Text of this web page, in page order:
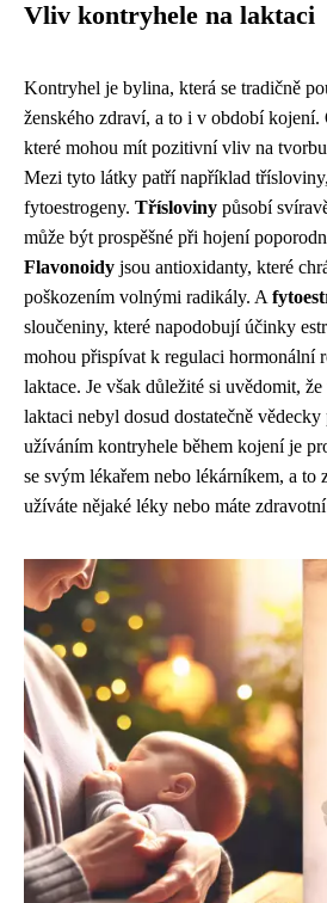
Vliv kontryhele na laktaci
Kontryhel je bylina, která se tradičně
ženského zdraví, a to i v období kojení.
které mohou mít pozitivní vliv na
Mezi tyto látky patří například
fytoestrogeny. Třísloviny působí
může být prospěšné při hojení
Flavonoidy jsou antioxidanty, které
poškozením volnými radikály. A
sloučeniny, které napodobují účinky
mohou přispívat k regulaci hormonální
laktace. Je však důležité si uvědomit,
laktaci nebyl dosud dostatečně
užíváním kontryhele během kojení je
se svým lékařem nebo lékárníkem, a to
užíváte nějaké léky nebo máte